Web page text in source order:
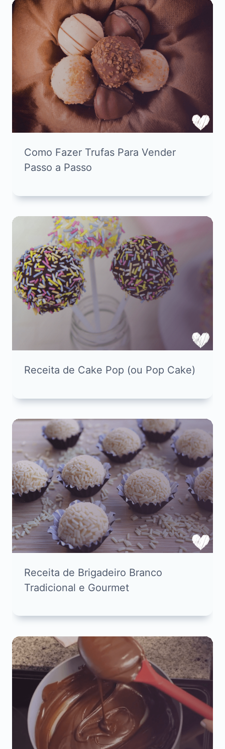
Como Fazer Trufas Para Vender
Passo a Passo
Receita de Cake Pop (ou Pop Cake)
Receita de Brigadeiro Branco
Tradicional e Gourmet